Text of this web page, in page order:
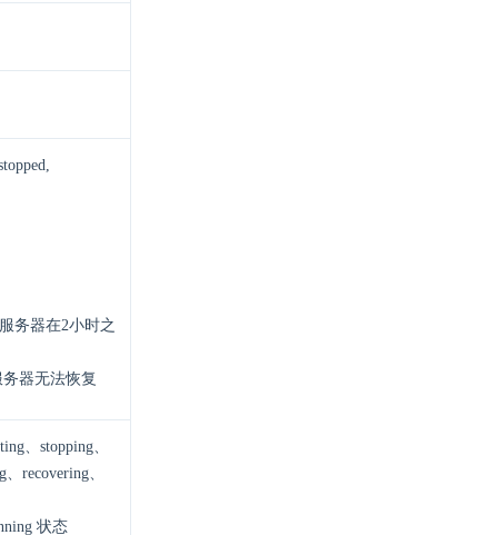
务器在2小时之
器无法恢复
、stopping、
recovering、
状态